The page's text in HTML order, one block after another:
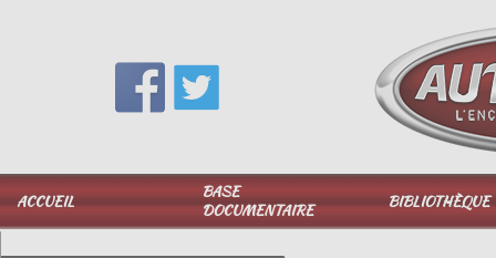
ACCUEIL
BASE
DOCUMENTAIRE
BIBLIOTHÈQUE
06 51 040 025